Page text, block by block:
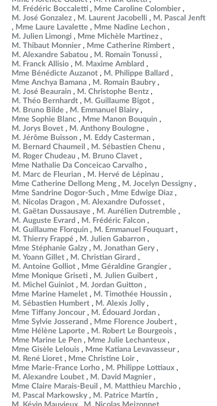
M. Frédéric Boccaletti
Mme Caroline Colombier
M. José Gonzalez
M. Laurent Jacobelli
M. Pascal Jenft
Mme Laure Lavalette
Mme Nadine Lechon
M. Julien Limongi
Mme Michèle Martinez
M. Thibaut Monnier
Mme Catherine Rimbert
M. Alexandre Sabatou
M. Romain Tonussi
M. Franck Allisio
M. Maxime Amblard
Mme Bénédicte Auzanot
M. Philippe Ballard
Mme Anchya Bamana
M. Romain Baubry
M. José Beaurain
M. Christophe Bentz
M. Théo Bernhardt
M. Guillaume Bigot
M. Bruno Bilde
M. Emmanuel Blairy
Mme Sophie Blanc
Mme Manon Bouquin
M. Jorys Bovet
M. Anthony Boulogne
M. Jérôme Buisson
M. Eddy Casterman
M. Bernard Chaumeil
M. Sébastien Chenu
M. Roger Chudeau
M. Bruno Clavet
Mme Nathalie Da Conceicao Carvalho
M. Marc de Fleurian
M. Hervé de Lépinau
Mme Catherine Dellong Meng
M. Jocelyn Dessigny
Mme Sandrine Dogor-Such
Mme Edwige Diaz
M. Nicolas Dragon
M. Alexandre Dufosset
M. Gaëtan Dussausaye
M. Aurélien Dutremble
M. Auguste Evrard
M. Frédéric Falcon
M. Guillaume Florquin
M. Emmanuel Fouquart
M. Thierry Frappé
M. Julien Gabarron
Mme Stéphanie Galzy
M. Jonathan Gery
M. Yoann Gillet
M. Christian Girard
M. Antoine Golliot
Mme Géraldine Grangier
Mme Monique Griseti
M. Julien Guibert
M. Michel Guiniot
M. Jordan Guitton
Mme Marine Hamelet
M. Timothée Houssin
M. Sébastien Humbert
M. Alexis Jolly
Mme Tiffany Joncour
M. Édouard Jordan
Mme Sylvie Josserand
Mme Florence Joubert
Mme Hélène Laporte
M. Robert Le Bourgeois
Mme Marine Le Pen
Mme Julie Lechanteux
Mme Gisèle Lelouis
Mme Katiana Levavasseur
M. René Lioret
Mme Christine Loir
Mme Marie-France Lorho
M. Philippe Lottiaux
M. Alexandre Loubet
M. David Magnier
Mme Claire Marais-Beuil
M. Matthieu Marchio
M. Pascal Markowsky
M. Patrice Martin